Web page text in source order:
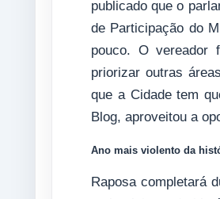
publicado que o
de Participação do
pouco. O vereador
priorizar outras
que a Cidade tem
Blog, aproveitou a
Ano mais violento da
Raposa completará